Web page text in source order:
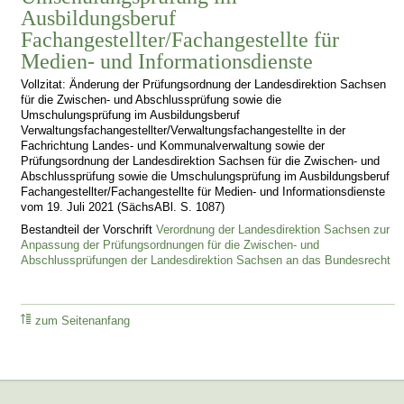
Ausbildungsberuf
Fachangestellter/Fachangestellte für
Medien- und Informationsdienste
Vollzitat: Änderung der Prüfungsordnung der Landesdirektion Sachsen
für die Zwischen- und Abschlussprüfung sowie die
Umschulungsprüfung im Ausbildungsberuf
Verwaltungsfachangestellter/Verwaltungsfachangestellte in der
Fachrichtung Landes- und Kommunalverwaltung sowie der
Prüfungsordnung der Landesdirektion Sachsen für die Zwischen- und
Abschlussprüfung sowie die Umschulungsprüfung im Ausbildungsberuf
Fachangestellter/Fachangestellte für Medien- und Informationsdienste
vom 19. Juli 2021 (SächsABl. S. 1087)
Bestandteil der VorschriftVerordnung der Landesdirektion Sachsen zur
Anpassung der Prüfungsordnungen für die Zwischen- und
Abschlussprüfungen der Landesdirektion Sachsen an das Bundesrecht
zum Seitenanfang